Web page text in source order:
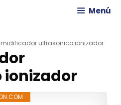
Menú
ultrasonico ionizador